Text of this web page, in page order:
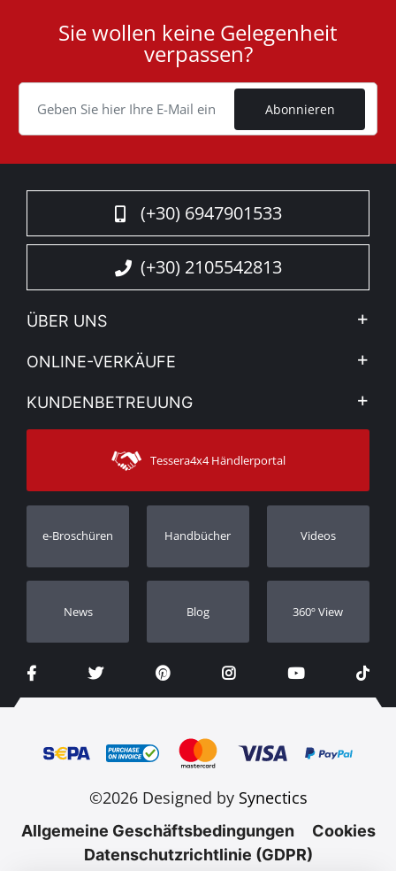
Cookie
Sie wollen keine Gelegenheit
verpassen?
Abonnieren
(+30) 6947901533
(+30) 2105542813
ÜBER UNS
Firma
Sehen Sie unsere Nachrichten
Sitemap
ONLINE-VERKÄUFE
Mein Konto
Versandarten
KUNDENBETREUUNG
Kontakt
Kundendienst
Bestellung verfolgen
Händler
Tessera4x4 Händlerportal
e-Broschüren Handbücher Videos
Νews Blog 360º View
©2026 Designed by Synectics
Allgemeine Geschäftsbedingungen
Cookies
Datenschutzrichtlinie (GDPR)